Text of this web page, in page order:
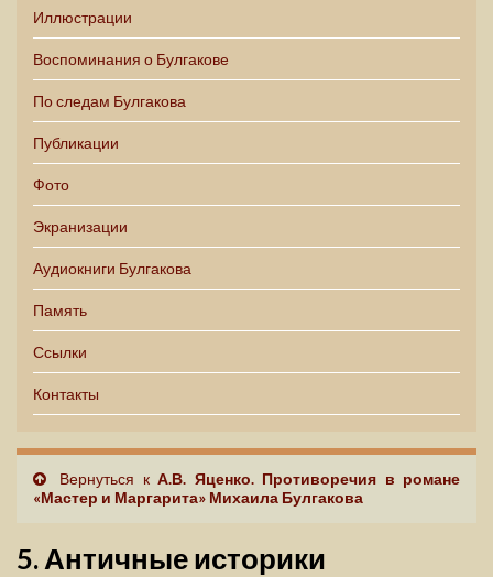
Иллюстрации
Воспоминания о Булгакове
По следам Булгакова
Публикации
Фото
Экранизации
Аудиокниги Булгакова
Память
Ссылки
Контакты
Вернуться кА.В. Яценко. Противоречия в романе
«Мастер и Маргарита» Михаила Булгакова
5. Античные историки